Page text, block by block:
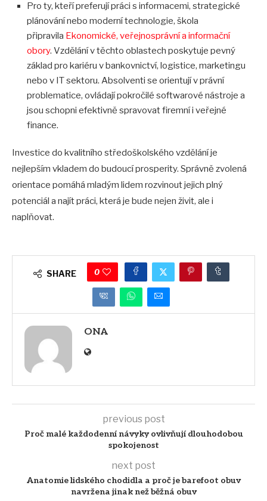
Pro ty, kteří preferují práci s informacemi, strategické
plánování nebo moderní technologie, škola
připravila Ekonomické, veřejnosprávní a informační
obory. Vzdělání v těchto oblastech poskytuje pevný
základ pro kariéru v bankovnictví, logistice, marketingu
nebo v IT sektoru. Absolventi se orientují v právní
problematice, ovládají pokročilé softwarové nástroje a
jsou schopni efektivně spravovat firemní i veřejné
finance.
Investice do kvalitního středoškolského vzdělání je
nejlepším vkladem do budoucí prosperity. Správně zvolená
orientace pomáhá mladým lidem rozvinout jejich plný
potenciál a najít práci, která je bude nejen živit, ale i
naplňovat.
SHARE 0
ONA
previous post
Proč malé každodenní návyky ovlivňují dlouhodobou
spokojenost
next post
Anatomie lidského chodidla a proč je barefoot obuv
navržena jinak než běžná obuv